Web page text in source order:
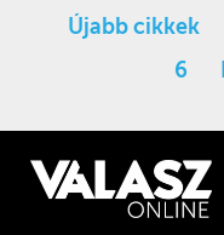
Újabb cikkek
6